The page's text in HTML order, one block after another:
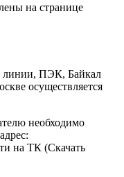
на странице
линии, ПЭК, Байкал
осуществляется
необходимо
на ТК (Скачать